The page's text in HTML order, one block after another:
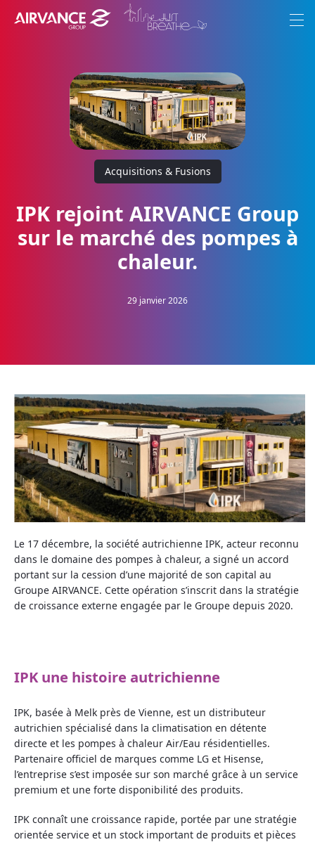
Menu
Le Groupe
Ambition
Marques
Engagements
Nous rejoindre
Actualités
Acquisitions & Fusions
IPK rejoint AIRVANCE Group
sur le marché des pompes à
chaleur.
29 janvier 2026
Le 17 décembre, la société autrichienne IPK, acteur reconnu
dans le domaine des pompes à chaleur, a signé un accord
portant sur la cession d’une majorité de son capital au
Groupe AIRVANCE. Cette opération s’inscrit dans la stratégie
de croissance externe engagée par le Groupe depuis 2020.
IPK une histoire autrichienne
IPK, basée à Melk près de Vienne, est un distributeur
autrichien spécialisé dans la climatisation en détente
directe et les pompes à chaleur Air/Eau résidentielles.
Partenaire officiel de marques comme LG et Hisense,
l’entreprise s’est imposée sur son marché grâce à un service
premium et une forte disponibilité des produits.
IPK connaît une croissance rapide, portée par une stratégie
orientée service et un stock important de produits et pièces